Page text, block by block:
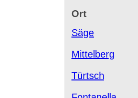
Ort
Säge
Mittelberg
Türtsch